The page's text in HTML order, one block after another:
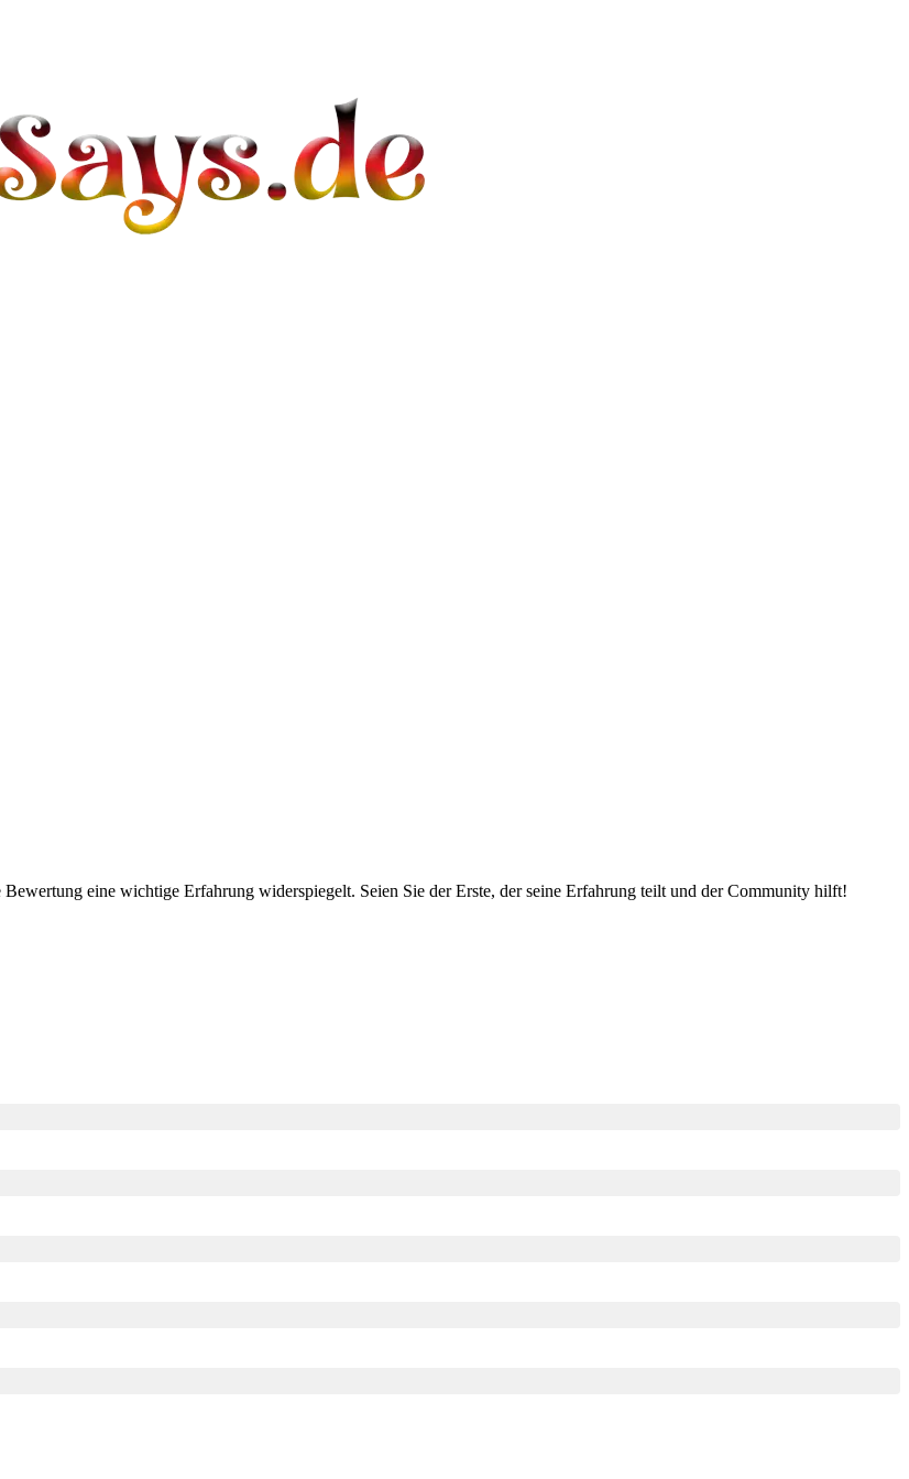
eine wichtige Erfahrung widerspiegelt. Seien Sie der Erste, der seine Erfahrung teilt und der Community hilft!